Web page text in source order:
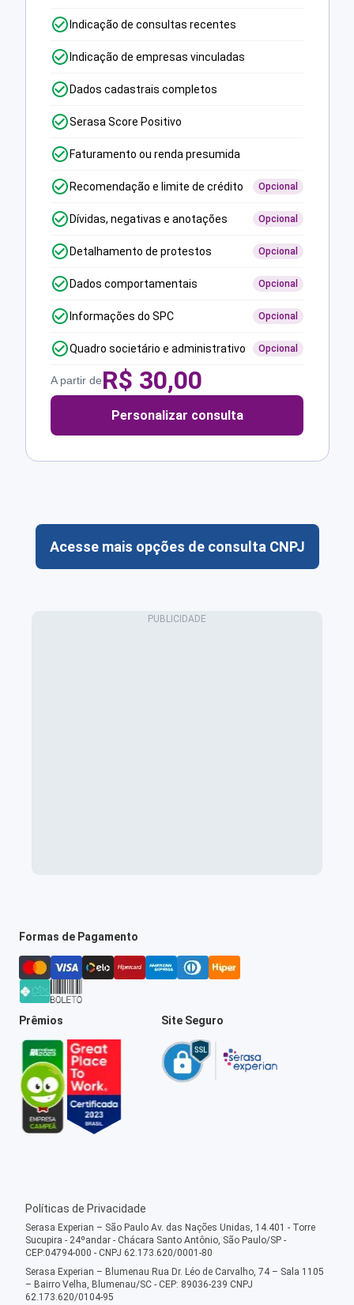
Indicação de consultas recentes
Indicação de empresas vinculadas
Dados cadastrais completos
Serasa Score Positivo
Faturamento ou renda presumida
Recomendação e limite de crédito Opcional
Dívidas, negativas e anotações Opcional
Detalhamento de protestos Opcional
Dados comportamentais Opcional
Informações do SPC Opcional
Quadro societário e administrativo Opcional
A partir deR$ 30,00
Personalizar consulta
Acesse mais opções de consulta CNPJ
Formas de Pagamento
Prêmios Site Seguro
Políticas de Privacidade
Serasa Experian – São Paulo Av. das Nações Unidas, 14.401 - Torre
Sucupira - 24ºandar - Chácara Santo Antônio, São Paulo/SP -
CEP:04794-000 - CNPJ 62.173.620/0001-80
Serasa Experian – Blumenau Rua Dr. Léo de Carvalho, 74 – Sala 1105
– Bairro Velha, Blumenau/SC - CEP: 89036-239 CNPJ
62.173.620/0104-95